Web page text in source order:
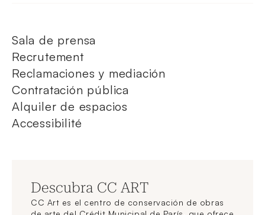
Sala de prensa
Recrutement
Reclamaciones y mediación
Contratación pública
Alquiler de espacios
Accessibilité
Descubra CC ART
CC Art es el centro de conservación de obras